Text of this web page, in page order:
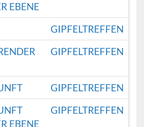
EBENE
GIPFELTREFFEN
GIPFELTREFFEN
GIPFELTREFFEN
EBENE
GIPFELTREFFEN